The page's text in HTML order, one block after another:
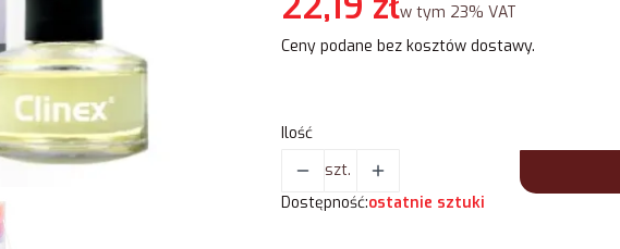
w tym 23% VAT
w tym 23% VAT
Ceny podane bez kosztów dostawy.
Ilość
szt.
Dostępność:ostatnie sztuki